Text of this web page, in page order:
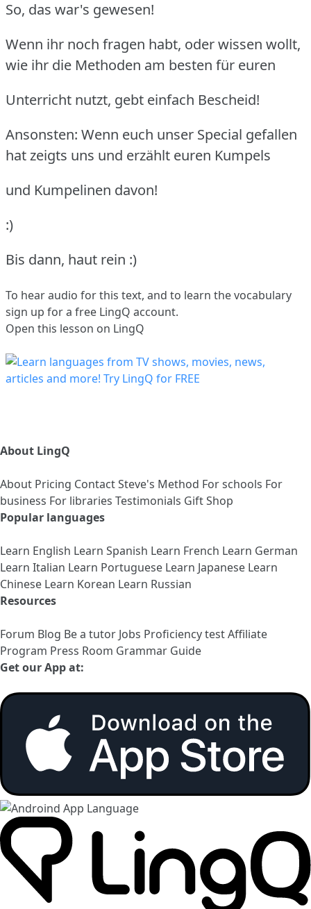
So, das war's gewesen!
Wenn ihr noch fragen habt, oder wissen wollt,
wie ihr die Methoden am besten für euren
Unterricht nutzt, gebt einfach Bescheid!
Ansonsten: Wenn euch unser Special gefallen
hat zeigts uns und erzählt euren Kumpels
und Kumpelinen davon!
:)
Bis dann, haut rein :)
To hear audio for this text, and to learn the vocabulary
sign up for a free LingQ account.
Open this lesson on LingQ
About LingQ
About Pricing ContactSteve's Method For schools For
business For libraries Testimonials Gift Shop
Popular languages
Learn English Learn Spanish Learn French Learn German
Learn Italian Learn Portuguese Learn Japanese Learn
Chinese Learn Korean Learn Russian
Resources
Forum Blog Be a tutor Jobs Proficiency testAffiliate
Program Press Room Grammar Guide
Get our App at: